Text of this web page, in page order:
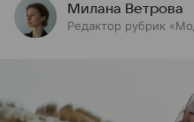
Милана Ветрова
Редактор рубрик